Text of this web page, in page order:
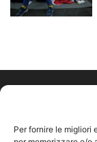
Per fornire le migliori